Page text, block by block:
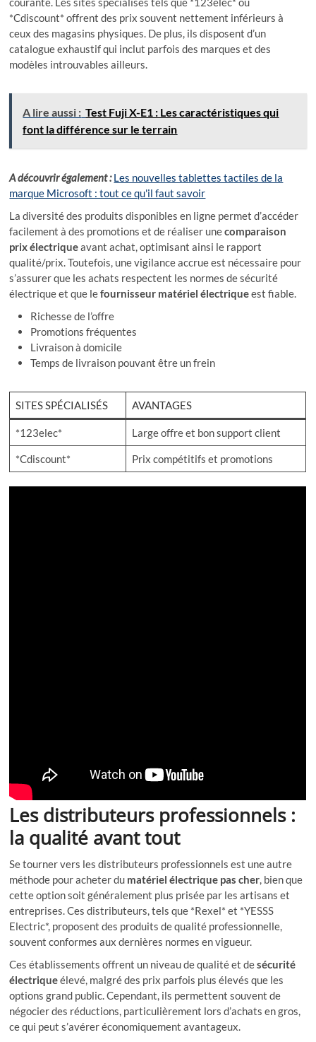
*Cdiscount* offrent des prix souvent nettement inférieurs à
ceux des magasins physiques. De plus, ils disposent d’un
catalogue exhaustif qui inclut parfois des marques et des
modèles introuvables ailleurs.
A lire aussi : Test Fuji X-E1 : Les caractéristiques qui
font la différence sur le terrain
A découvrir également :Les nouvelles tablettes tactiles de la
marque Microsoft : tout ce qu'il faut savoir
La diversité des produits disponibles en ligne permet d’accéder
facilement à des promotions et de réaliser unecomparaison
prix électriqueavant achat, optimisant ainsi le rapport
qualité/prix. Toutefois, une vigilance accrue est nécessaire pour
s’assurer que les achats respectent les normes de sécurité
électrique et que lefournisseur matériel électriqueest fiable.
Richesse de l’offre
Promotions fréquentes
Livraison à domicile
Temps de livraison pouvant être un frein
SITES SPÉCIALISÉS AVANTAGES
*123elec* Large offre et bon support client
*Cdiscount* Prix compétitifs et promotions
Les distributeurs professionnels :
la qualité avant tout
Se tourner vers les distributeurs professionnels est une autre
méthode pour acheter du matériel électrique pas cher, bien que
cette option soit généralement plus prisée par les artisans et
entreprises. Ces distributeurs, tels que *Rexel* et *YESSS
Electric*, proposent des produits de qualité professionnelle,
souvent conformes aux dernières normes en vigueur.
Ces établissements offrent un niveau de qualité et desécurité
électriqueélevé, malgré des prix parfois plus élevés que les
options grand public. Cependant, ils permettent souvent de
négocier des réductions, particulièrement lors d’achats en gros,
ce qui peut s’avérer économiquement avantageux.